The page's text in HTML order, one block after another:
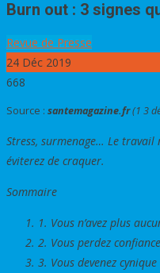
Burn out : 3 signes
Revue de Presse
24 Déc 2019
668
Source : santemagazine.fr(1 3
Stress, surmenage… Le travail
éviterez de craquer.
Sommaire
1. Vous n’avez plus
2. Vous perdez confiance
3. Vous devenez cynique